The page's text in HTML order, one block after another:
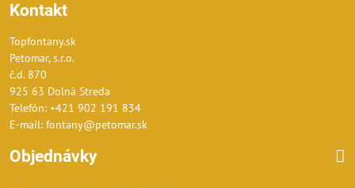
Kontakt
Topfontany.sk
Petomar, s.r.o.
č.d. 870
925 63 Dolná Streda
Telefón: +421 902 191 834
E-mail: fontany@petomar.sk
Objednávky